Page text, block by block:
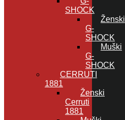
SHOCK
Ženski
G-
SHOCK
Muški
G-
SHOCK
CERRUTI
1881
Ženski
Cerruti
1881